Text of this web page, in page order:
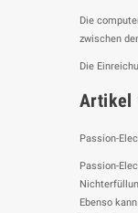
Die
zwischen
Die
Artikel
Passion-
Passion-
Ebenso